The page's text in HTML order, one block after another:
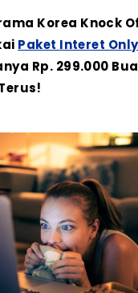
Korea Knock
Paket Interet
Rp. 299.000